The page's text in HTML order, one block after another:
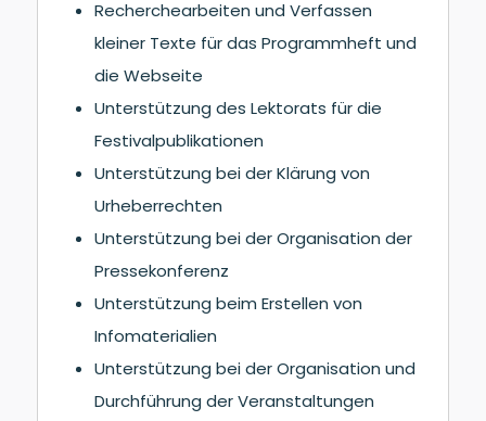
Recherchearbeiten und Verfassen
kleiner Texte für das Programmheft und
die Webseite
Unterstützung des Lektorats für die
Festivalpublikationen
Unterstützung bei der Klärung von
Urheberrechten
Unterstützung bei der Organisation der
Pressekonferenz
Unterstützung beim Erstellen von
Infomaterialien
Unterstützung bei der Organisation und
Durchführung der Veranstaltungen